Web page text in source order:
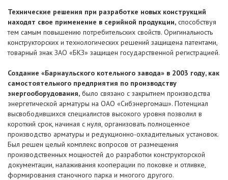
Технические решения при разработке новых конструкций
находят свое применение в серийной продукции, способствуя
тем самым повышению потребительских свойств. Оригинальность
конструкторских и технологических решений защищена патентами,
товарный знак ЗАО «БКЗ» защищен государственной регистрацией.
Создание «Барнаульского котельного завода» в 2003 году, как
самостоятельного предприятия по производству
энергооборудования, было связано с закрытием производства
энергетической арматуры на ОАО «Сибэнергомаш». Потенциал
высвободившихся специалистов высокого уровня позволил в
короткий срок, начиная с нуля, организовать полноценное
производство арматуры и редукционно-охладительных установок.
Был решен целый комплекс вопросов от размещения
производственных мощностей до разработки конструкторской
документации, налаживания кооперации по поковке и отливке,
формирования станочного парка и многого другого.